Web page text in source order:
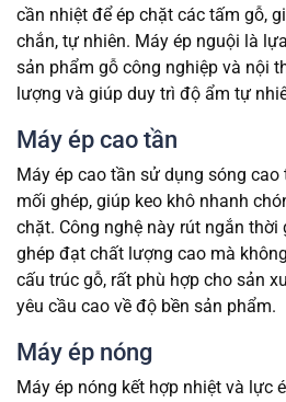
cần nhiệt để ép chặt các tấm gỗ,
chắn, tự nhiên. Máy ép nguội là
sản phẩm gỗ công nghiệp và nội
lượng và giúp duy trì độ ẩm tự
Máy ép cao tần
Máy ép cao tần sử dụng sóng
mối ghép, giúp keo khô nhanh
chặt. Công nghệ này rút ngắn thời
ghép đạt chất lượng cao mà
cấu trúc gỗ, rất phù hợp cho sản
yêu cầu cao về độ bền sản phẩm.
Máy ép nóng
Máy ép nóng kết hợp nhiệt và lực